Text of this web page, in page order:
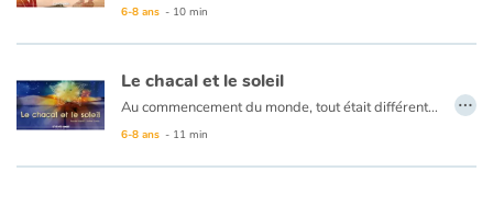
Apprendre les langues
Dyslexie, troubles de la lecture
Nos listes de lecture
6-8 ans - 10 min
Le chacal et le soleil
Au commencement du monde, tout était différent… Le soleil n’habitait pas encore dans le ciel : il vivait sur la terre, parmi les bêtes et les fleurs. Mais il était tellement chaud qu’il était fui de tous, et avait pour seul ami, le chacal.
6-8 ans - 11 min
…